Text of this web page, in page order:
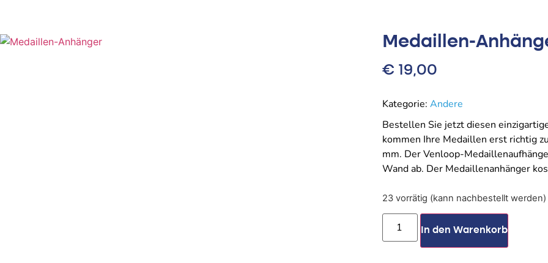
Medaillen-
€ 19,00
Kategorie: Andere
Bestellen Sie jetzt diesen
kommen Ihre Medaillen erst richtig
mm. Der Venloop-
Wand ab. Der Medaillenanhänger
23 vorrätig (kann nachbestellt werden)
In den Warenkorb